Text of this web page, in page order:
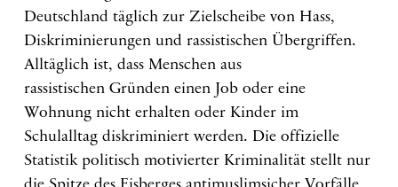
Deutschland täglich zur Zielscheibe von Hass,
Diskriminierungen und rassistischen Übergriffen.
Alltäglich ist, dass Menschen aus
rassistischen Gründen einen Job oder eine
Wohnung nicht erhalten oder Kinder im
Schulalltag diskriminiert werden. Die offizielle
Statistik politisch motivierter Kriminalität stellt nur